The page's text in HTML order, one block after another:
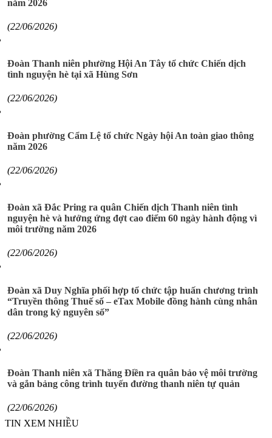
năm 2026
(22/06/2026)
Đoàn Thanh niên phường Hội An Tây tổ chức Chiến dịch
tình nguyện hè tại xã Hùng Sơn
(22/06/2026)
Đoàn phường Cẩm Lệ tổ chức Ngày hội An toàn giao thông
năm 2026
(22/06/2026)
Đoàn xã Đắc Pring ra quân Chiến dịch Thanh niên tình
nguyện hè và hưởng ứng đợt cao điểm 60 ngày hành động vì
môi trường năm 2026
(22/06/2026)
Đoàn xã Duy Nghĩa phối hợp tổ chức tập huấn chương trình
“Truyền thông Thuế số – eTax Mobile đồng hành cùng nhân
dân trong kỷ nguyên số”
(22/06/2026)
Đoàn Thanh niên xã Thăng Điền ra quân bảo vệ môi trường
và gắn bảng công trình tuyến đường thanh niên tự quản
(22/06/2026)
TIN XEM NHIỀU